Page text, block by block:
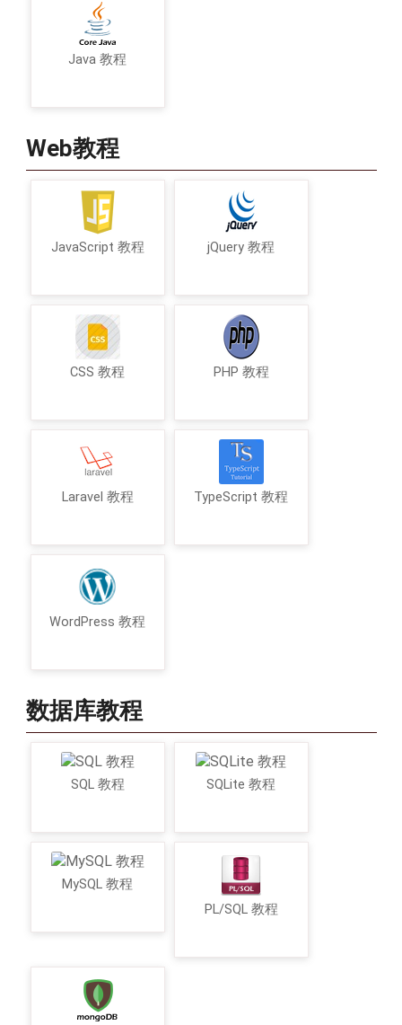
Java 教程
Web教程
JavaScript 教程 jQuery 教程
CSS 教程 PHP 教程
Laravel 教程 TypeScript 教程
WordPress 教程
数据库教程
SQL 教程 SQLite 教程
MySQL 教程
PL/SQL 教程